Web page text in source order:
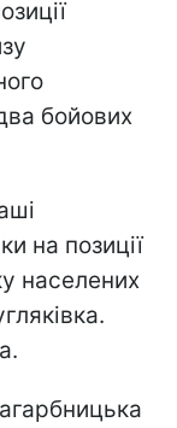
бойових
на позиції
населених